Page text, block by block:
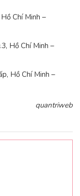
Chí Minh –
Hồ Chí Minh –
Hồ Chí Minh –
quantriweb